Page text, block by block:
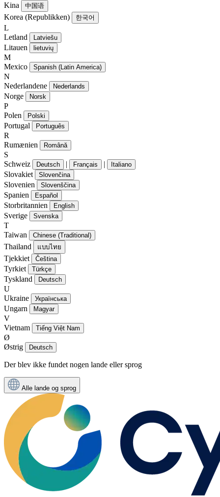
Kina
中国语
Korea (Republikken) 한국어
L
Letland
Latviešu
Litauen lietuvių
M
Mexico
Spanish (Latin America)
N
Nederlandene
Nederlands
Norge Norsk
P
Polen
Polski
Portugal Português
R
Rumænien
Română
S
Schweiz
Deutsch | Français | Italiano
Slovakiet Slovenčina
Slovenien Slovenščina
Spanien Español
Storbritannien English
Sverige Svenska
T
Taiwan
Chinese (Traditional)
Thailand แบบไทย
Tjekkiet Čeština
Tyrkiet Türkçe
Tyskland Deutsch
U
Ukraine
Українська
Ungarn Magyar
V
Vietnam
Tiếng Việt Nam
Ø
Østrig
Deutsch
Der blev ikke fundet nogen lande eller sprog
Alle lande og sprog